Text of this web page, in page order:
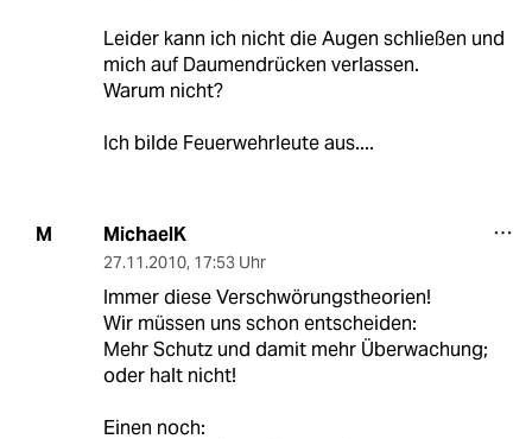
Leider kann ich nicht die Augen schließen und
mich auf Daumendrücken verlassen.
Warum nicht?
Ich bilde Feuerwehrleute aus....
M MichaelK
27.11.2010, 17:53 Uhr
Immer diese Verschwörungstheorien!
Wir müssen uns schon entscheiden:
Mehr Schutz und damit mehr Überwachung;
oder halt nicht!
Einen noch: